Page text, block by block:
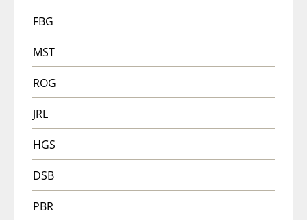
FBG
MST
ROG
JRL
HGS
DSB
PBR